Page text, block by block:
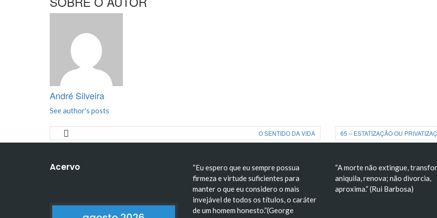
André Silveira
See author's posts
O SENTIDO DA VIDA 65 – ESTATIZAÇÃO OU
Acervo
“Eu espero que eu sempre possua
firmeza e virtude suficientes para
manter o que eu considero o mais
invejável de todos os títulos, o caráter
de um homem honesto.”(George
“A morte não extingue,
aniquila, renova; não divorcia,
aproxima.” (Rui Barbosa)